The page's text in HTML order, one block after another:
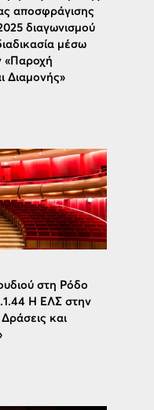
αποσφράγισης
διαγωνισμού
μέσω
«Παροχή
Διαμονής»
στη Ρόδο
Η ΕΛΣ στην
και